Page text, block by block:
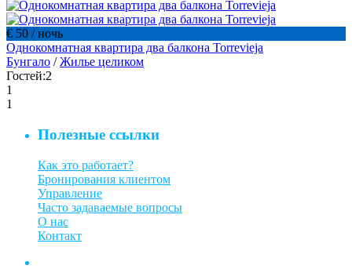
€ 50 / ночь
Однокомнатная квартира два балкона Torrevieja
Бунгало /Жилье целиком
Гостей:2
1
1
Полезные ссылки
Как это работает?
Бронирования клиентом
Управление
Часто задаваемые вопросы
О нас
Контакт